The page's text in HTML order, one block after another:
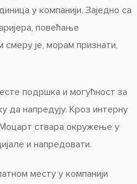
у компанији. Заједно са
повећање
је, морам признати,
подршка и могућност за
да напредују. Кроз интерну
ствара окружење у
и напредовати.
месту у компанији